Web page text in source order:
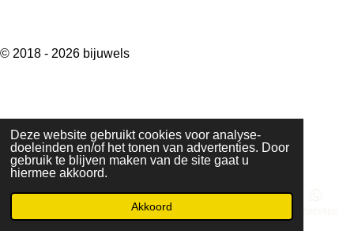
Deze website gebruikt cookies voor analyse-
doeleinden en/of het tonen van advertenties. Door
gebruik te blijven maken van de site gaat u
hiermee akkoord.
Akkoord
© 2018 - 2026 bijuwels
Telefoonnummer